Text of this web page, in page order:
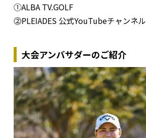
➀ALBA TV.GOLF
⓶PLEIADES 公式YouTubeチャンネル
大会アンバサダーのご紹介